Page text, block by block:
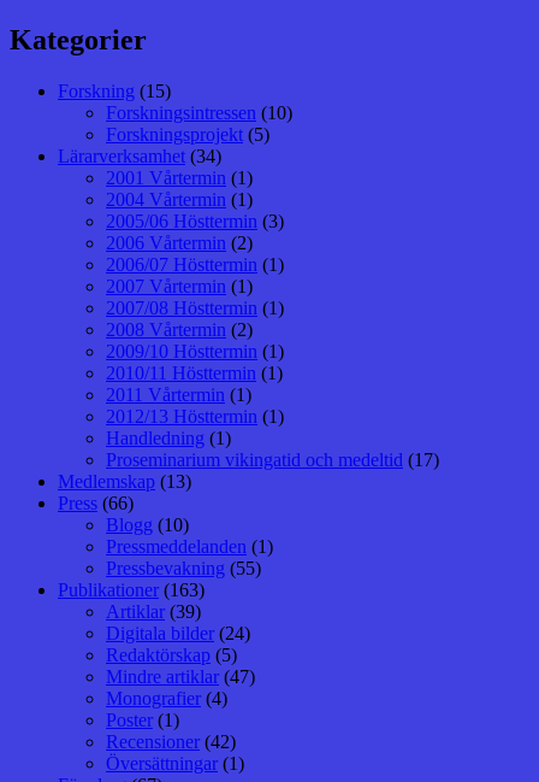
Kategorier
Forskning (15)
Forskningsintressen (10)
Forskningsprojekt (5)
Lärarverksamhet (34)
2001 Vårtermin (1)
2004 Vårtermin (1)
2005/06 Hösttermin (3)
2006 Vårtermin (2)
2006/07 Hösttermin (1)
2007 Vårtermin (1)
2007/08 Hösttermin (1)
2008 Vårtermin (2)
2009/10 Hösttermin (1)
2010/11 Hösttermin (1)
2011 Vårtermin (1)
2012/13 Hösttermin (1)
Handledning (1)
Proseminarium vikingatid och medeltid (17)
Medlemskap (13)
Press (66)
Blogg (10)
Pressmeddelanden (1)
Pressbevakning (55)
Publikationer (163)
Artiklar (39)
Digitala bilder (24)
Redaktörskap (5)
Mindre artiklar (47)
Monografier (4)
Poster (1)
Recensioner (42)
Översättningar (1)